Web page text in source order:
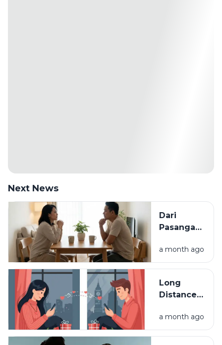
Next News
Dari
Pasangan
Seumur
Hidup:
Hubungan
Disebut
a month ago
Long
Distance
(LDR):
Tantangan
a month ago